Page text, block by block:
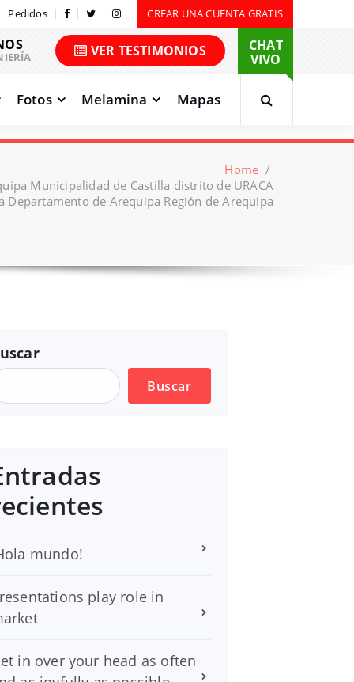
Pedidos CREAR UNA CUENTA GRATIS
VER TESTIMONIOS
CHAT
VIVO
Fotos Melamina Mapas
Home /
Municipalidad de Castilla distrito de URACA
Departamento de Arequipa Región de Arequipa
Buscar
mundo!
play role in
in over your head as often